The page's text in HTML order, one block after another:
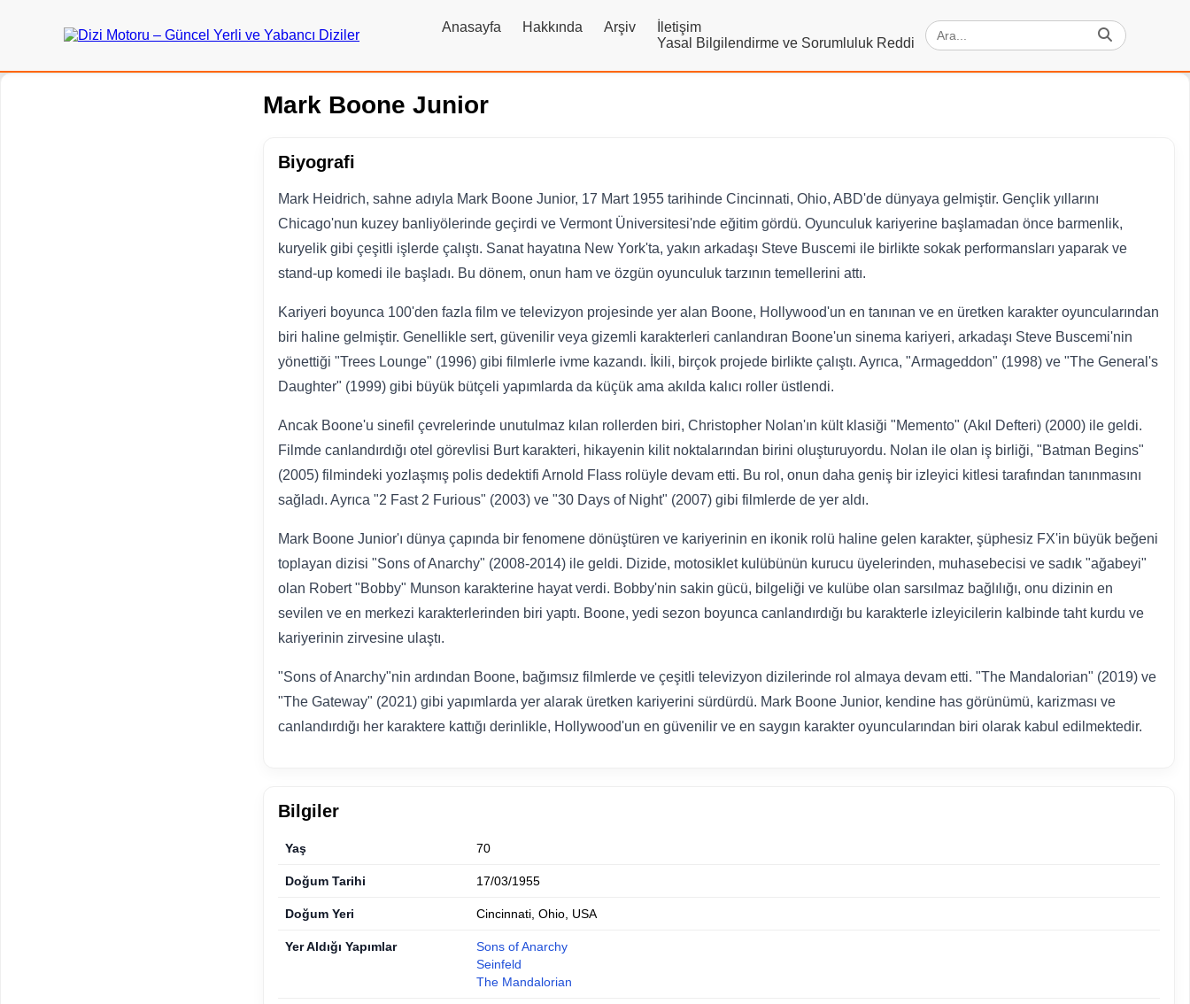
Anasayfa Hakkında Arşiv
İletişim
Yasal Bilgilendirme ve Sorumluluk Reddi
Mark Boone Junior
Biyografi
Mark Heidrich, sahne adıyla Mark Boone Junior, 17 Mart 1955 tarihinde Cincinnati, Ohio, ABD'de dünyaya gelmiştir. Gençlik yıllarını
Chicago'nun kuzey banliyölerinde geçirdi ve Vermont Üniversitesi'nde eğitim gördü. Oyunculuk kariyerine başlamadan önce barmenlik,
kuryelik gibi çeşitli işlerde çalıştı. Sanat hayatına New York'ta, yakın arkadaşı Steve Buscemi ile birlikte sokak performansları yaparak ve
stand-up komedi ile başladı. Bu dönem, onun ham ve özgün oyunculuk tarzının temellerini attı.
Kariyeri boyunca 100'den fazla film ve televizyon projesinde yer alan Boone, Hollywood'un en tanınan ve en üretken karakter oyuncularından
biri haline gelmiştir. Genellikle sert, güvenilir veya gizemli karakterleri canlandıran Boone'un sinema kariyeri, arkadaşı Steve Buscemi'nin
yönettiği "Trees Lounge" (1996) gibi filmlerle ivme kazandı. İkili, birçok projede birlikte çalıştı. Ayrıca, "Armageddon" (1998) ve "The General's
Daughter" (1999) gibi büyük bütçeli yapımlarda da küçük ama akılda kalıcı roller üstlendi.
Ancak Boone'u sinefil çevrelerinde unutulmaz kılan rollerden biri, Christopher Nolan'ın kült klasiği "Memento" (Akıl Defteri) (2000) ile geldi.
Filmde canlandırdığı otel görevlisi Burt karakteri, hikayenin kilit noktalarından birini oluşturuyordu. Nolan ile olan iş birliği, "Batman Begins"
(2005) filmindeki yozlaşmış polis dedektifi Arnold Flass rolüyle devam etti. Bu rol, onun daha geniş bir izleyici kitlesi tarafından tanınmasını
sağladı. Ayrıca "2 Fast 2 Furious" (2003) ve "30 Days of Night" (2007) gibi filmlerde de yer aldı.
Mark Boone Junior'ı dünya çapında bir fenomene dönüştüren ve kariyerinin en ikonik rolü haline gelen karakter, şüphesiz FX'in büyük beğeni
toplayan dizisi "Sons of Anarchy" (2008-2014) ile geldi. Dizide, motosiklet kulübünün kurucu üyelerinden, muhasebecisi ve sadık "ağabeyi"
olan Robert "Bobby" Munson karakterine hayat verdi. Bobby'nin sakin gücü, bilgeliği ve kulübe olan sarsılmaz bağlılığı, onu dizinin en
sevilen ve en merkezi karakterlerinden biri yaptı. Boone, yedi sezon boyunca canlandırdığı bu karakterle izleyicilerin kalbinde taht kurdu ve
kariyerinin zirvesine ulaştı.
"Sons of Anarchy"nin ardından Boone, bağımsız filmlerde ve çeşitli televizyon dizilerinde rol almaya devam etti. "The Mandalorian" (2019) ve
"The Gateway" (2021) gibi yapımlarda yer alarak üretken kariyerini sürdürdü. Mark Boone Junior, kendine has görünümü, karizması ve
canlandırdığı her karaktere kattığı derinlikle, Hollywood'un en güvenilir ve en saygın karakter oyuncularından biri olarak kabul edilmektedir.
Bilgiler
Yaş 70
Doğum Tarihi 17/03/1955
Doğum Yeri Cincinnati, Ohio, USA
Yer Aldığı Yapımlar
Sons of Anarchy
Seinfeld
The Mandalorian